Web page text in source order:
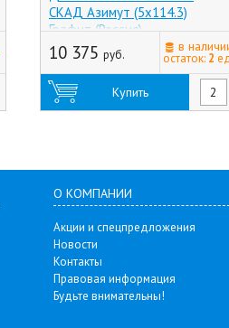
СКАД Азимут (5x114.3)
Графит (Россия)
10 375 руб.
в
остаток: 2
Купить
О КОМПАНИИ
Акции и спецпредложения
Новости
Контакты
Правовая информация
Будьте внимательны!